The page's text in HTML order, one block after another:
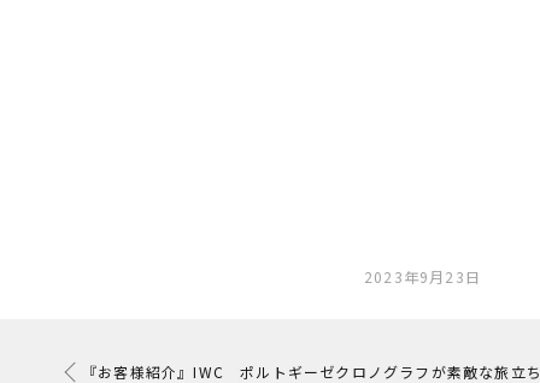
2023年9月23日
『お客様紹介』IWC ポルトギーゼクロノグラフが素敵な旅立ち